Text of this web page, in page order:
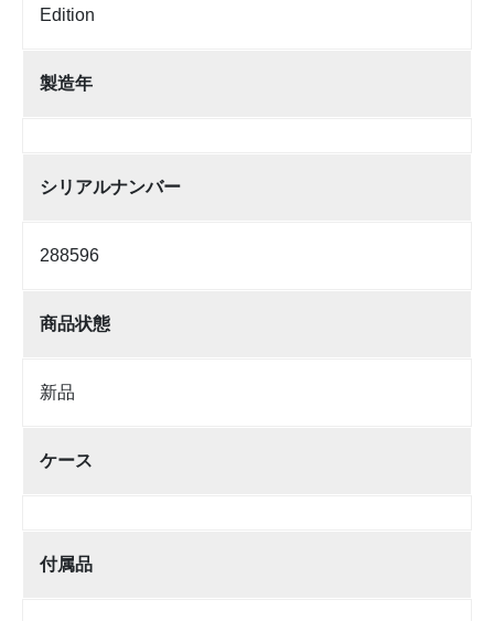
Edition
製造年
シリアルナンバー
288596
商品状態
新品
ケース
付属品